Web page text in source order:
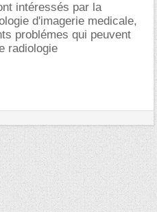
intéressés par la
d'imagerie medicale,
problémes qui peuvent
radiologie